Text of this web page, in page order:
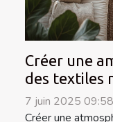
Créer une
des textiles
7 juin 2025 09:58
Créer une